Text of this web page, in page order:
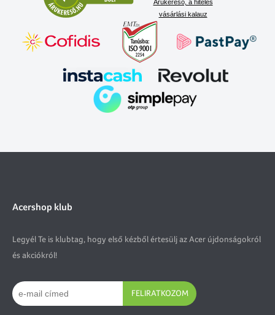
Árukereső, a hiteles
vásárlási kalauz
Acershop klub
Legyél Te is klubtag, hogy első kézből értesülj az Acer újdonságokról
és akciókról!
FELIRATKOZOM